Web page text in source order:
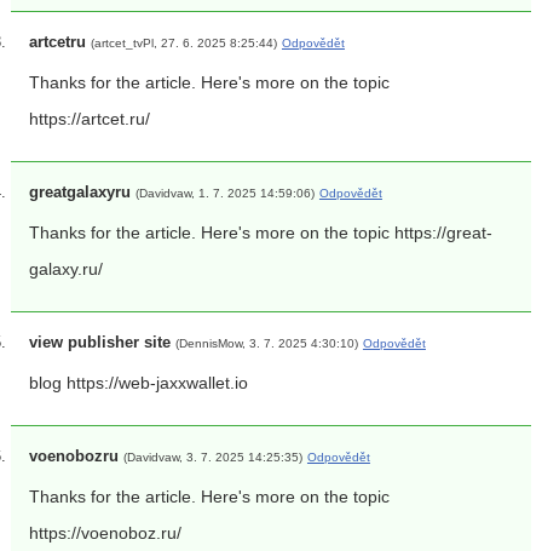
artcetru (artcet_tvPl, 27. 6. 2025 8:25:44) Odpovědět
Thanks for the article. Here's more on the topic
https://artcet.ru/
greatgalaxyru (Davidvaw, 1. 7. 2025 14:59:06) Odpovědět
Thanks for the article. Here's more on the topic https://great-
galaxy.ru/
view publisher site (DennisMow, 3. 7. 2025 4:30:10) Odpovědět
blog https://web-jaxxwallet.io
voenobozru (Davidvaw, 3. 7. 2025 14:25:35) Odpovědět
Thanks for the article. Here's more on the topic
https://voenoboz.ru/